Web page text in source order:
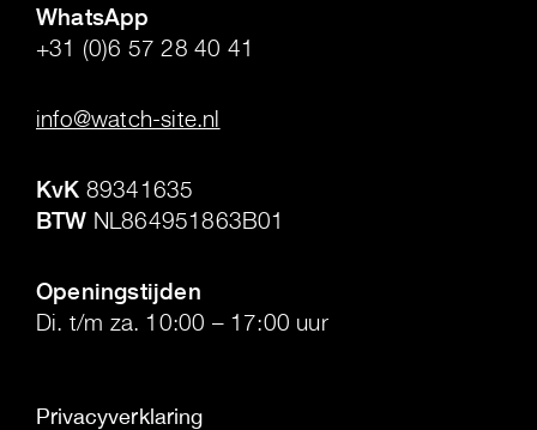
WhatsApp
+31 (0)6 57 28 40 41
info@watch-site.nl
KvK 89341635
BTW NL864951863B01
Openingstijden
Di. t/m za. 10:00 – 17:00 uur
Privacyverklaring